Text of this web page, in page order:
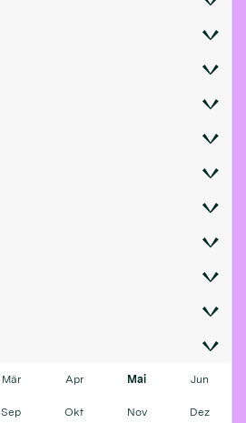
Mär Apr Mai Jun
Sep Okt Nov Dez